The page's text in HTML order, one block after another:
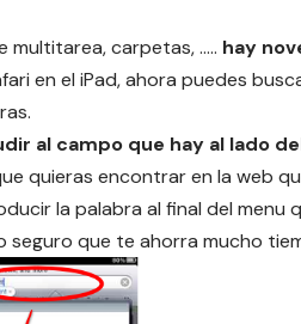
multitarea, carpetas, ….. hay
en el iPad, ahora puedes
al campo que hay al lado
quieras encontrar en la web
la palabra al final del menu
seguro que te ahorra mucho